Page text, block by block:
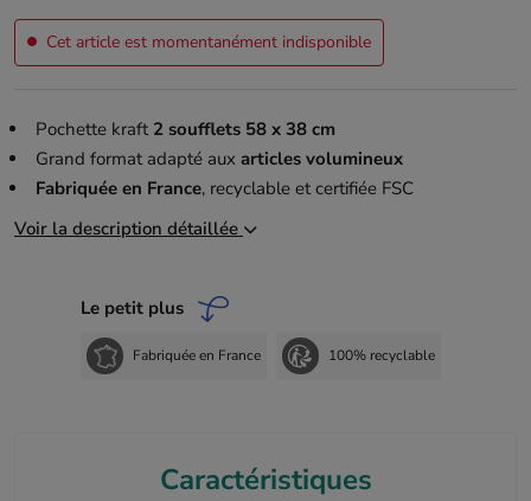
Cet article est momentanément indisponible
Pochette kraft 2 soufflets 58 x 38 cm
Grand format adapté aux articles volumineux
Fabriquée en France, recyclable et certifiée FSC
Voir la description détaillée
Le petit plus
Fabriquée en France 100% recyclable
Caractéristiques